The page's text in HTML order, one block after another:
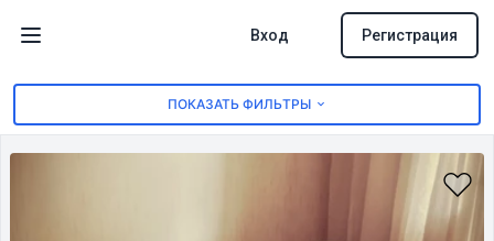
Открыть меню
Вход Регистрация
ПОКАЗАТЬ ФИЛЬТРЫ